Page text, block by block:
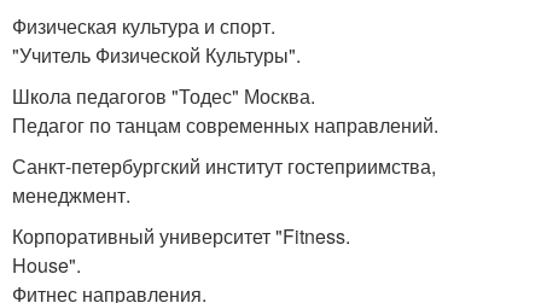
Физическая культура и спорт.
"Учитель Физической Культуры".
Школа педагогов "Тодес" Москва.
Педагог по танцам современных направлений.
Санкт-петербургский институт гостеприимства,
менеджмент.
Корпоративный университет "Fitness.
House".
Фитнес направления.